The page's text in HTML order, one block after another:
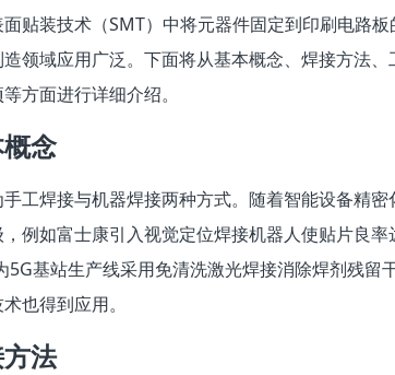
贴装技术（SMT）中将元器件固定到印刷电路板
领域应用广泛。下面将从基本概念、焊接方法、
方面进行详细介绍。
念
工焊接与机器焊接两种方式。随着智能设备精密
例如富士康引入视觉定位焊接机器人使贴片良率
5G基站生产线采用免清洗激光焊接消除焊剂残留
也得到应用。
法